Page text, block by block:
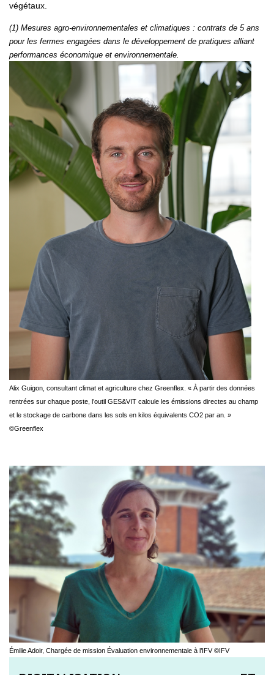
végétaux.
(1) Mesures agro-environnementales et climatiques : contrats de 5 ans
pour les fermes engagées dans le développement de pratiques alliant
performances économique et environnementale.
Alix Guigon, consultant climat et agriculture chez Greenflex. « À partir des données
rentrées sur chaque poste, l’outil GES&VIT calcule les émissions directes au champ
et le stockage de carbone dans les sols en kilos équivalents CO2 par an. »
©Greenflex
Émilie Adoir, Chargée de mission Évaluation environnementale à l’IFV ©IFV